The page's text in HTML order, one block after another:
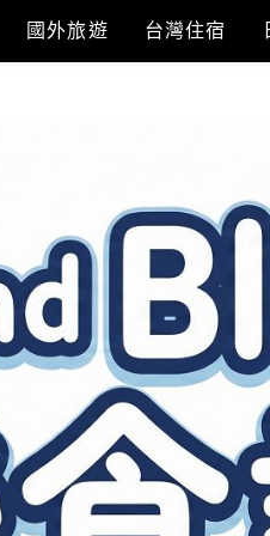
國外旅遊 台灣住宿